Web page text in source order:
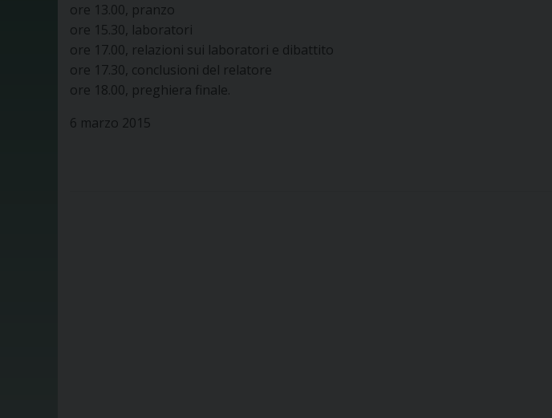
ore 13.00, pranzo
ore 15.30, laboratori
ore 17.00, relazioni sui laboratori e dibattito
ore 17.30, conclusioni del relatore
ore 18.00, preghiera finale.
6 marzo 2015